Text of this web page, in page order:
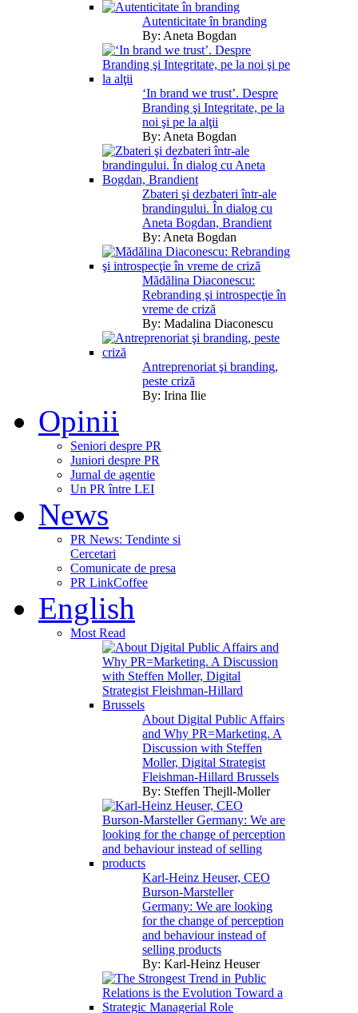
Autenticitate în branding
By: Aneta Bogdan
‘In brand we trust’. Despre
Branding şi Integritate, pe la
noi şi pe la alţii
By: Aneta Bogdan
Zbateri şi dezbateri într-ale
brandingului. În dialog cu
Aneta Bogdan, Brandient
By: Aneta Bogdan
Mădălina Diaconescu:
Rebranding şi introspecţie în
vreme de criză
By: Madalina Diaconescu
Antreprenoriat şi branding,
peste criză
By: Irina Ilie
Opinii
Seniori despre PR
Juniori despre PR
Jurnal de agentie
Un PR între LEI
News
PR News: Tendinte si
Cercetari
Comunicate de presa
PR LinkCoffee
English
Most Read
About Digital Public Affairs
and Why PR=Marketing. A
Discussion with Steffen
Moller, Digital Strategist
Fleishman-Hillard Brussels
By: Steffen Thejll-Moller
Karl-Heinz Heuser, CEO
Burson-Marsteller
Germany: We are looking
for the change of perception
and behaviour instead of
selling products
By: Karl-Heinz Heuser